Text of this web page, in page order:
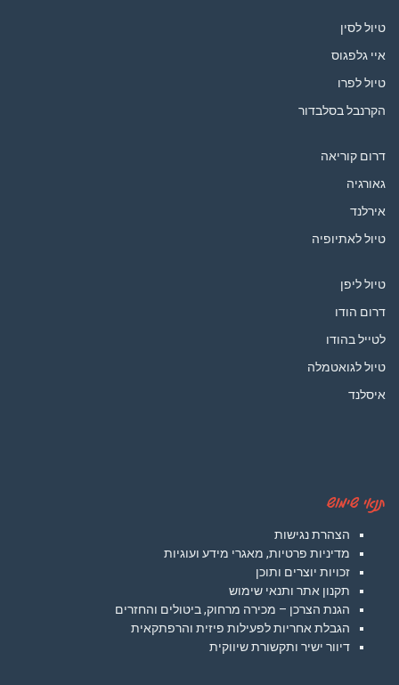
טיול לסין
איי גלפגוס
טיול לפרו
הקרנבל בסלבדור
דרום קוריאה
גאורגיה
אירלנד
טיול לאתיופיה
טיול ליפן
דרום הודו
לטייל בהודו
טיול לגואטמלה
איסלנד
תנאי שימוש
הצהרת נגישות
מדיניות פרטיות, מאגרי מידע ועוגיות
זכויות יוצרים ותוכן
תקנון אתר ותנאי שימוש
הגנת הצרכן – מכירה מרחוק, ביטולים והחזרים
הגבלת אחריות לפעילות פיזית והרפתקאית
דיוור ישיר ותקשורת שיווקית